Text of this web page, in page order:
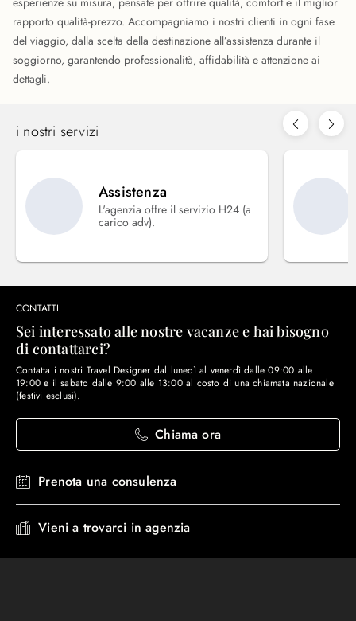
rapporto qualità-prezzo. Accompagniamo i nostri clienti in ogni fase
del viaggio, dalla scelta della destinazione all’assistenza durante il
soggiorno, garantendo professionalità, affidabilità e attenzione ai
dettagli.
i nostri servizi
Assistenza
L'agenzia offre il servizio H24 (a
carico adv).
CONTATTI
Sei interessato alle nostre vacanze e hai bisogno
di contattarci?
Contatta i nostri Travel Designer dal lunedì al venerdì dalle 09:00 alle
19:00 e il sabato dalle 9:00 alle 13:00 al costo di una chiamata nazionale
(festivi esclusi).
Chiama ora
Prenota una consulenza
Vieni a trovarci in agenzia